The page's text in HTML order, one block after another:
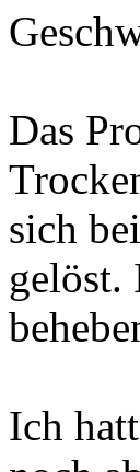
Das
sich
gelöst.
Ich